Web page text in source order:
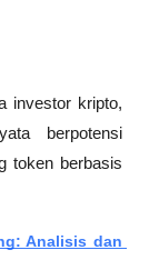
investor kripto,
berpotensi
token berbasis
Analisis dan